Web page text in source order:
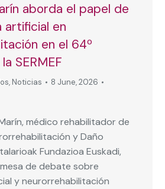
aborda el papel de
artificial en
en el 64º
SERMEF
, Noticias
8 June, 2026
médico rehabilitador de
y Daño
Fundazioa Euskadi,
de debate sobre
y neurorrehabilitación